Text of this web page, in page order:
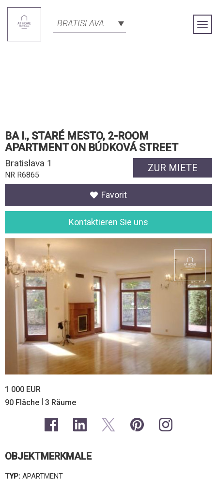
BRATISLAVA
BA I., STARÉ MESTO, 2-ROOM
APARTMENT ON BÚDKOVÁ STREET
ZUR MIETE
Bratislava 1
NR R6865
Favorit
Kontaktieren Sie uns
1 000 EUR
90 Fläche | 3 Räume
OBJEKTMERKMALE
TYP: APARTMENT